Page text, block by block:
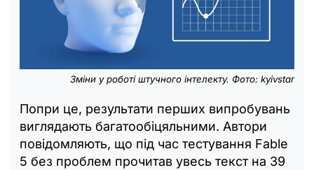
Зміни у роботі штучного інтелекту. Фото: kyivstar
Попри це, результати перших випробувань
виглядають багатообіцяльними. Автори
повідомляють, що під час тестування Fable
5 без проблем прочитав увесь текст на 39